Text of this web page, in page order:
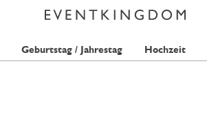
Geburtstag / Jahrestag Hochzeit